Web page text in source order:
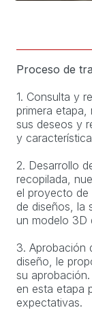
Proceso de
1. Consulta y
primera etapa,
sus deseos y
y
2. Desarrollo
recopilada,
el proyecto de
de diseños, la
un modelo 3D
3. Aprobación
diseño, le
su
en esta etapa
expectativas.